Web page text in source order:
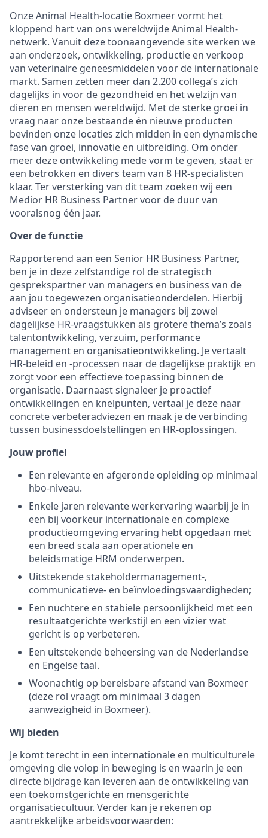
Onze Animal Health-locatie Boxmeer vormt het
kloppend hart van ons wereldwijde Animal Health-
netwerk. Vanuit deze toonaangevende site werken we
aan onderzoek, ontwikkeling, productie en verkoop
van veterinaire geneesmiddelen voor de internationale
markt. Samen zetten meer dan 2.200 collega’s zich
dagelijks in voor de gezondheid en het welzijn van
dieren en mensen wereldwijd. Met de sterke groei in
vraag naar onze bestaande én nieuwe producten
bevinden onze locaties zich midden in een dynamische
fase van groei, innovatie en uitbreiding. Om onder
meer deze ontwikkeling mede vorm te geven, staat er
een betrokken en divers team van 8 HR-specialisten
klaar. Ter versterking van dit team zoeken wij een
Medior HR Business Partner voor de duur van
vooralsnog één jaar.
Over de functie
Rapporterend aan een Senior HR Business Partner,
ben je in deze zelfstandige rol de strategisch
gesprekspartner van managers en business van de
aan jou toegewezen organisatieonderdelen. Hierbij
adviseer en ondersteun je managers bij zowel
dagelijkse HR-vraagstukken als grotere thema’s zoals
talentontwikkeling, verzuim, performance
management en organisatieontwikkeling. Je vertaalt
HR-beleid en -processen naar de dagelijkse praktijk en
zorgt voor een effectieve toepassing binnen de
organisatie. Daarnaast signaleer je proactief
ontwikkelingen en knelpunten, vertaal je deze naar
concrete verbeteradviezen en maak je de verbinding
tussen businessdoelstellingen en HR-oplossingen.
Jouw profiel
Een relevante en afgeronde opleiding op minimaal
hbo-niveau.
Enkele jaren relevante werkervaring waarbij je in
een bij voorkeur internationale en complexe
productieomgeving ervaring hebt opgedaan met
een breed scala aan operationele en
beleidsmatige HRM onderwerpen.
Uitstekende stakeholdermanagement-,
communicatieve- en beïnvloedingsvaardigheden;
Een nuchtere en stabiele persoonlijkheid met een
resultaatgerichte werkstijl en een vizier wat
gericht is op verbeteren.
Een uitstekende beheersing van de Nederlandse
en Engelse taal.
Woonachtig op bereisbare afstand van Boxmeer
(deze rol vraagt om minimaal 3 dagen
aanwezigheid in Boxmeer).
Wij bieden
Je komt terecht in een internationale en multiculturele
omgeving die volop in beweging is en waarin je een
directe bijdrage kan leveren aan de ontwikkeling van
een toekomstgerichte en mensgerichte
organisatiecultuur. Verder kan je rekenen op
aantrekkelijke arbeidsvoorwaarden: